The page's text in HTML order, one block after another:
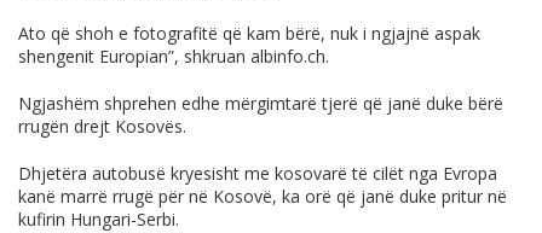
Ato që shoh e fotografitë që kam bërë, nuk i ngjajnë aspak
shengenit Europian”, shkruan albinfo.ch.
Ngjashëm shprehen edhe mërgimtarë tjerë që janë duke bërë
rrugën drejt Kosovës.
Dhjetëra autobusë kryesisht me kosovarë të cilët nga Evropa
kanë marrë rrugë për në Kosovë, ka orë që janë duke pritur në
kufirin Hungari-Serbi.